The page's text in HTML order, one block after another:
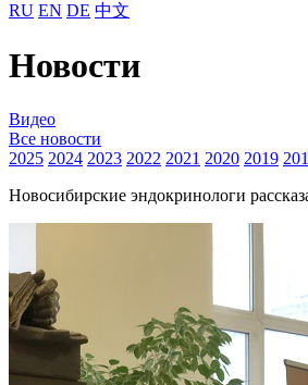
RU EN DE 中文
Новости
Видео
Все новости
2025 2024 2023 2022 2021 2020 2019
Новосибирские эндокринологи